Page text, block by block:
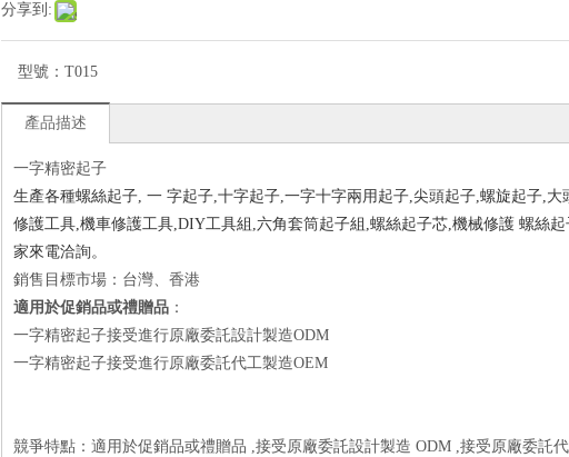
分享到:
型號： T015
產品描述
一字精密起子
生產各種螺絲起子, 一 字起子,十字起子,一字十字兩用起子,尖頭起子,螺旋起子,
修護工具,機車修護工具,DIY工具組,六角套筒起子組,螺絲起子芯,機械修護 螺絲
家來電洽詢。
銷售目標市場：台灣、香港
適用於促銷品或禮贈品 ：
一字精密起子接受進行原廠委託設計製造ODM
一字精密起子接受進行原廠委託代工製造OEM
競爭特點：適用於促銷品或禮贈品 ,接受原廠委託設計製造 ODM ,接受原廠委託